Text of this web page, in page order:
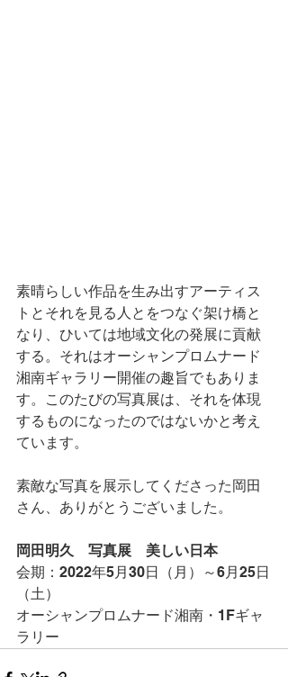
素晴らしい作品を生み出すアーティス
トとそれを見る人とをつなぐ架け橋と
なり、ひいては地域文化の発展に貢献
する。それはオーシャンプロムナード
湘南ギャラリー開催の趣旨でもありま
す。このたびの写真展は、それを体現
するものになったのではないかと考え
ています。
素敵な写真を展示してくださった岡田
さん、ありがとうございました。
岡田明久　写真展　美しい日本
会期：2022年5月30日（月）～6月25日
（土）
オーシャンプロムナード湘南・1Fギャ
ラリー